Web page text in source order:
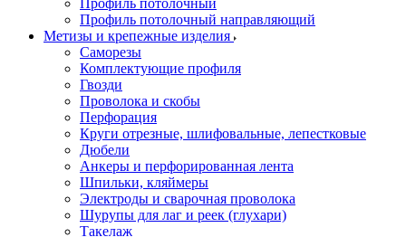
Профиль потолочный
Профиль потолочный направляющий
Метизы и крепежные изделия
Саморезы
Комплектующие профиля
Гвозди
Проволока и скобы
Перфорация
Круги отрезные, шлифовальные, лепестковые
Дюбели
Анкеры и перфорированная лента
Шпильки, кляймеры
Электроды и сварочная проволока
Шурупы для лаг и реек (глухари)
Такелаж